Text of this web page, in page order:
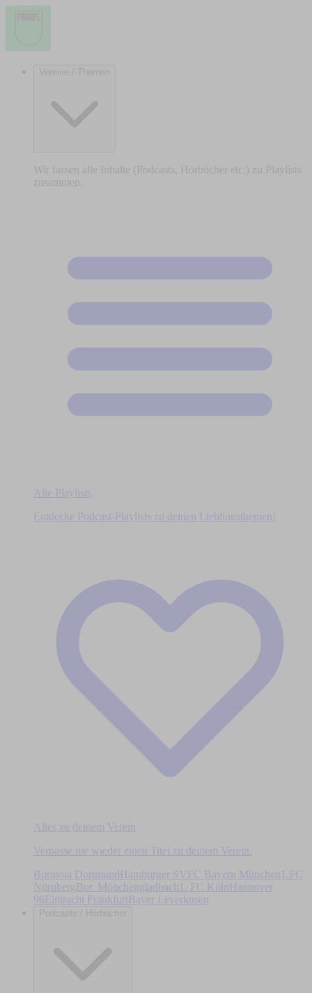
Vereine / Themen
Wir fassen alle Inhalte (Podcasts, Hörbücher etc.) zu Playlists
zusammen.
Alle Playlists
Entdecke Podcast-Playlists zu deinen Lieblingsthemen!
Alles zu deinem Verein
Verpasse nie wieder einen Titel zu deinem Verein.
Borussia DortmundHamburger SV FC Bayern München
1.FC
Nürnberg Bor. Mönchengladbach 1. FC Köln
Hannover
96Eintracht Frankfurt Bayer Leverkusen
Podcasts / Hörbücher